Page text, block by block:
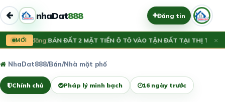
nhaDat888 Đăng tin
MỚI
Vừa đăng:BÁN ĐẤT 2 MẶT TIỀN Ô TÔ VÀO TẬN ĐẤT TẠI THỊ TRẤN
×
NhaDat888/Bán/Nhà mặt phố
Chính chủ Pháp lý minh bạch 16 ngày trước